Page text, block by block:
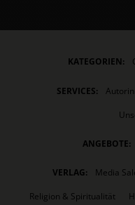
KATEGORIEN:
SERVICES:
ANGEBOTE:
VERLAG:
Media
Religion & Spiritualität